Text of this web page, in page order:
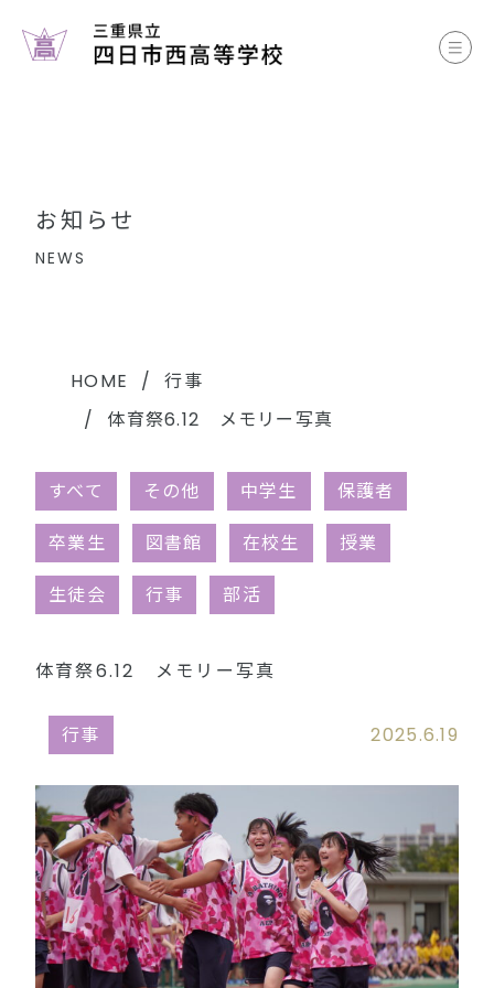
お知らせ
学校生活
中学生のみなさまへ
同窓会（外部リンク）
お知らせ
NEWS
HOME
行事
体育祭6.12 メモリー写真
すべて その他 中学生 保護者
卒業生 図書館 在校生 授業
生徒会 行事 部活
体育祭6.12 メモリー写真
2025.6.19
行事